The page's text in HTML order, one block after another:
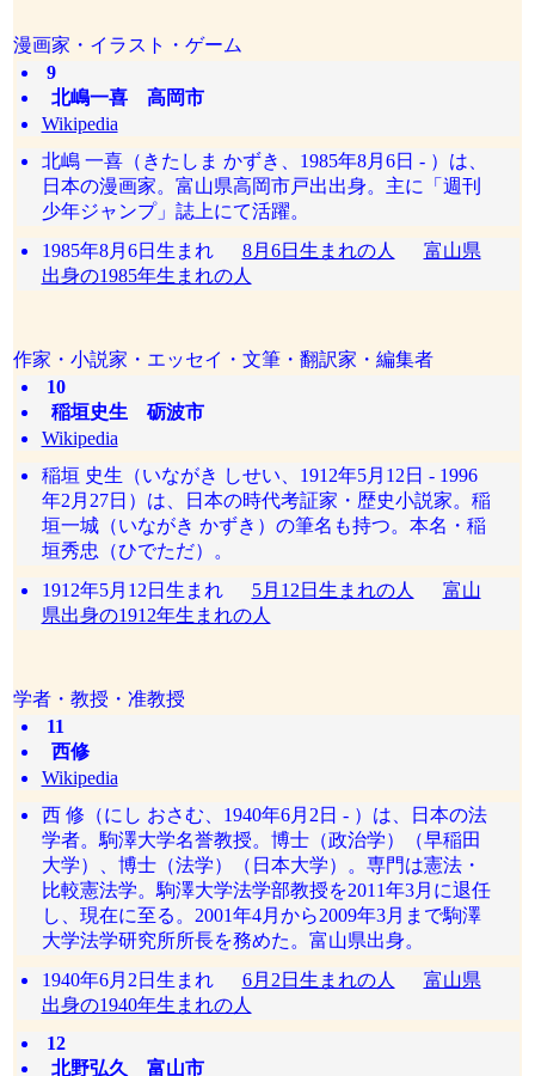
漫画家・イラスト・ゲーム
9
北嶋一喜 高岡市
Wikipedia
北嶋 一喜（きたしま かずき、1985年8月6日 - ）は、
日本の漫画家。富山県高岡市戸出出身。主に「週刊
少年ジャンプ」誌上にて活躍。
1985年8月6日生まれ 8月6日生まれの人
富山県
出身の1985年生まれの人
作家・小説家・エッセイ・文筆・翻訳家・編集者
10
稲垣史生 砺波市
Wikipedia
稲垣 史生（いながき しせい、1912年5月12日 - 1996
年2月27日）は、日本の時代考証家・歴史小説家。稲
垣一城（いながき かずき）の筆名も持つ。本名・稲
垣秀忠（ひでただ）。
1912年5月12日生まれ 5月12日生まれの人
富山
県出身の1912年生まれの人
学者・教授・准教授
11
西修
Wikipedia
西 修（にし おさむ、1940年6月2日 - ）は、日本の法
学者。駒澤大学名誉教授。博士（政治学）（早稲田
大学）、博士（法学）（日本大学）。専門は憲法・
比較憲法学。駒澤大学法学部教授を2011年3月に退任
し、現在に至る。2001年4月から2009年3月まで駒澤
大学法学研究所所長を務めた。富山県出身。
1940年6月2日生まれ 6月2日生まれの人
富山県
出身の1940年生まれの人
12
北野弘久 富山市